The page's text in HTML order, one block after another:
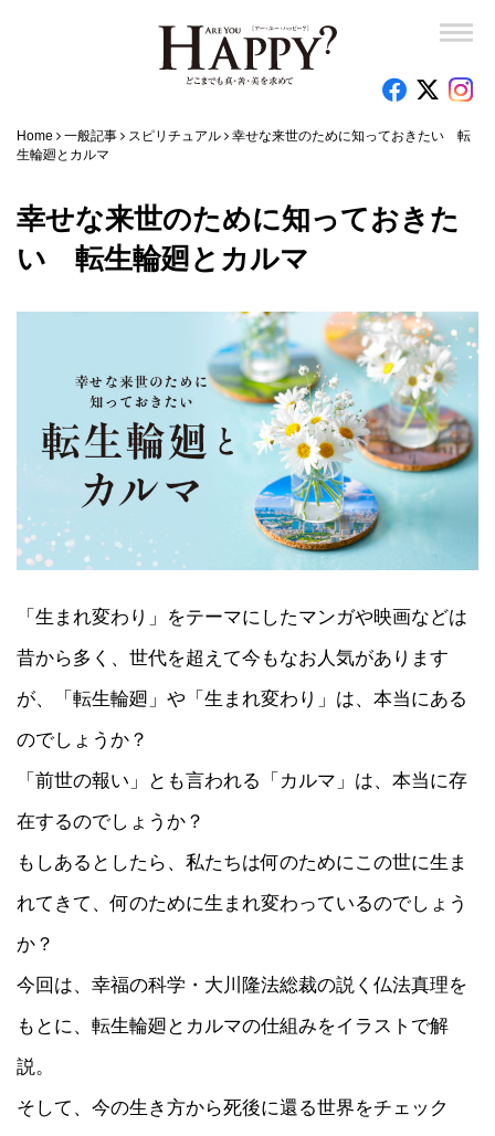
Home 一般記事 スピリチュアル
幸せな来世のために知っておきたい 転
生輪廻とカルマ
幸せな来世のために知っておきた
い 転生輪廻とカルマ
「生まれ変わり」をテーマにしたマンガや映画などは
昔から多く、世代を超えて今もなお人気があります
が、「転生輪廻」や「生まれ変わり」は、本当にある
のでしょうか？
「前世の報い」とも言われる「カルマ」は、本当に存
在するのでしょうか？
もしあるとしたら、私たちは何のためにこの世に生ま
れてきて、何のために生まれ変わっているのでしょう
か？
今回は、幸福の科学・大川隆法総裁の説く仏法真理を
もとに、転生輪廻とカルマの仕組みをイラストで解
説。
そして、今の生き方から死後に還る世界をチェック